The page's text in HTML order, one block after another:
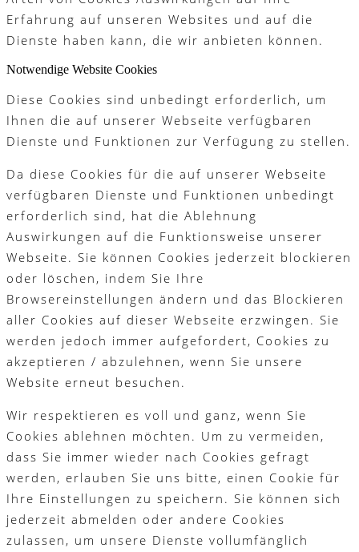
Erfahrung auf unseren Websites und auf die
Dienste haben kann, die wir anbieten können.
Notwendige Website Cookies
Diese Cookies sind unbedingt erforderlich, um
Ihnen die auf unserer Webseite verfügbaren
Dienste und Funktionen zur Verfügung zu stellen.
Da diese Cookies für die auf unserer Webseite
verfügbaren Dienste und Funktionen unbedingt
erforderlich sind, hat die Ablehnung
Auswirkungen auf die Funktionsweise unserer
Webseite. Sie können Cookies jederzeit blockieren
oder löschen, indem Sie Ihre
Browsereinstellungen ändern und das Blockieren
aller Cookies auf dieser Webseite erzwingen. Sie
werden jedoch immer aufgefordert, Cookies zu
akzeptieren / abzulehnen, wenn Sie unsere
Website erneut besuchen.
Wir respektieren es voll und ganz, wenn Sie
Cookies ablehnen möchten. Um zu vermeiden,
dass Sie immer wieder nach Cookies gefragt
werden, erlauben Sie uns bitte, einen Cookie für
Ihre Einstellungen zu speichern. Sie können sich
jederzeit abmelden oder andere Cookies
zulassen, um unsere Dienste vollumfänglich